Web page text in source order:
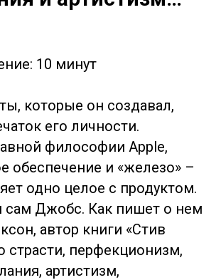
10 минут
которые он создавал,
его личности.
философии Apple,
обеспечение и «железо» –
одно целое с продуктом.
сам Джобс. Как пишет о нем
автор книги «Стив
страсти, перфекционизм,
артистизм,